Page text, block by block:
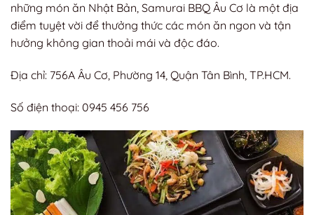
những món ăn Nhật Bản, Samurai BBQ Âu Cơ là một địa
điểm tuyệt vời để thưởng thức các món ăn ngon và tận
hưởng không gian thoải mái và độc đáo.
Địa chỉ: 756A Âu Cơ, Phường 14, Quận Tân Bình, TP.HCM.
Số điện thoại: 0945 456 756